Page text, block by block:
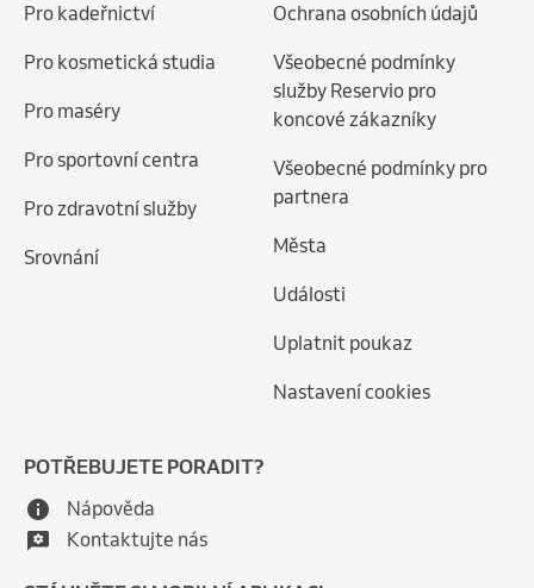
Pro kadeřnictví
Pro kosmetická studia
Pro maséry
Pro sportovní centra
Pro zdravotní služby
Srovnání
Ochrana osobních údajů
Všeobecné podmínky
služby Reservio pro
koncové zákazníky
Všeobecné podmínky pro
partnera
Města
Události
Uplatnit poukaz
Nastavení cookies
POTŘEBUJETE PORADIT?
Nápověda
Kontaktujte nás